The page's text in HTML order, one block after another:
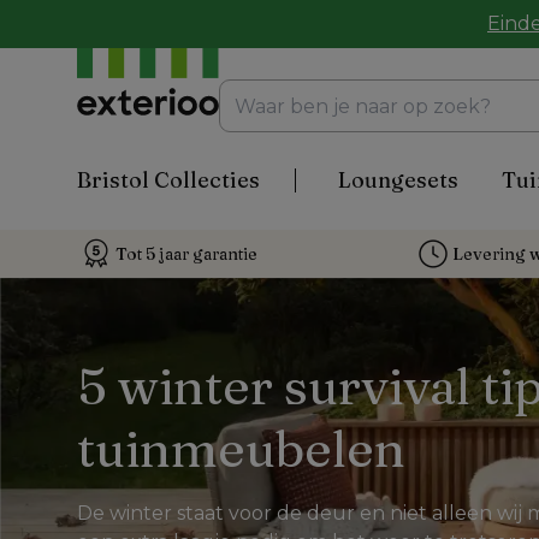
Bristol Collecties Loungesets
Tot 5 jaar garantie Levering
5 winter survival
tuinmeubelen
De winter staat voor de deur en niet alleen wij